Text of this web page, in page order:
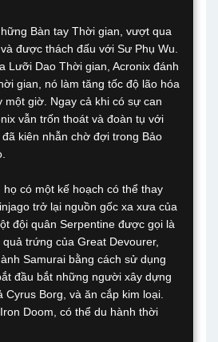
Bàn tay Thời gian, vượt qua
được thách đấu với Sư Phụ Wu.
Lưỡi Dao Thời gian, Acronix đánh
gian, nó làm tăng tốc độ lão hóa
một giờ. Ngay cả khi có sự can
vẫn trốn thoát và đoàn tụ với
kiên nhẫn chờ đợi trong Bảo
có một kế hoạch có thể thay
trở lại nguồn gốc xa xưa của
đội quân Serpentine được gọi là
trứng của Great Devourer,
Samurai bằng cách sử dụng
đầu bắt những người xây dựng
Cyrus Borg, và ăn cắp kim loại.
Doom, có thể du hành thời